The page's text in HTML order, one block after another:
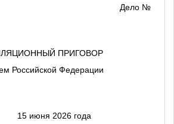
Дело №
ПРИГОВОР
Российской Федерации
15 июня 2026 года